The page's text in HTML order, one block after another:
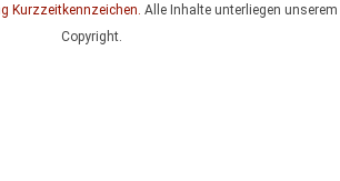
Kurzzeitkennzeichen. Alle Inhalte unterliegen unserem
Copyright.